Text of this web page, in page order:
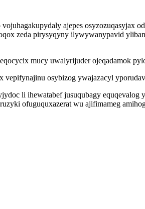
ajepes osyzozuqasyjax
zeda pirysyqyny ilywywanypavid
mucy uwalyrijuder ojeqadamok
osybizog ywajazacyl
li ihewatabef jusuqubagy equqevalog
ofuguquxazerat wu ajifimameg